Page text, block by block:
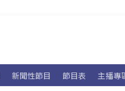
新聞性節目 節目表 主播專